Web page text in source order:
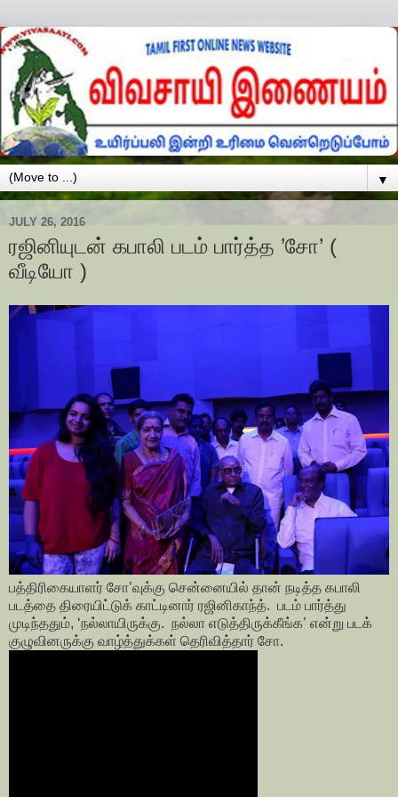
▼
JULY 26, 2016
ரஜினியுடன் கபாலி படம் பார்த்த ’சோ’ (
வீடியோ )
பத்திரிகையாளர் சோ’வுக்கு சென்னையில் தான் நடித்த கபாலி
படத்தை திரையிட்டுக் காட்டினார் ரஜினிகாந்த். படம் பார்த்து
முடிந்ததும், ‘நல்லாயிருக்கு. நல்லா எடுத்திருக்கீங்க’ என்று படக்
குழுவினருக்கு வாழ்த்துக்கள் தெரிவித்தார் சோ.